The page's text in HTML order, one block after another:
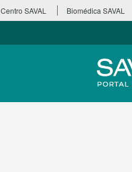
Centro SAVAL Biomédica SAVAL